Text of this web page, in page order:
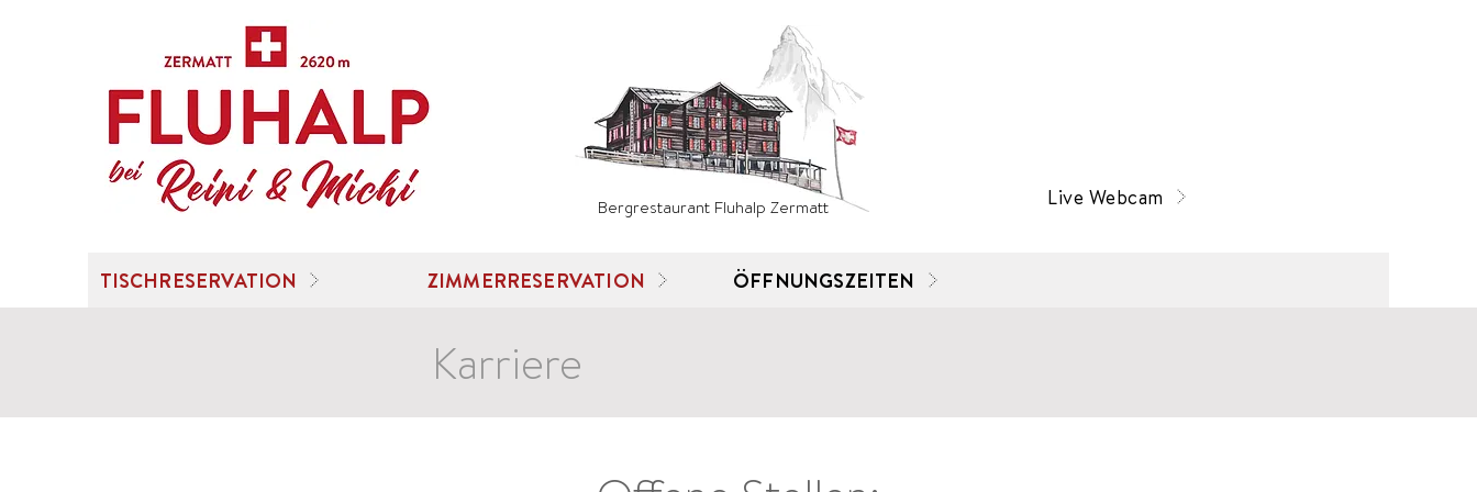
Bergrestaurant Fluhalp Zermatt Live Webcam
TISCHRESERVATION ZIMMERRESERVATION ÖFFNUNGSZEITEN
Karriere